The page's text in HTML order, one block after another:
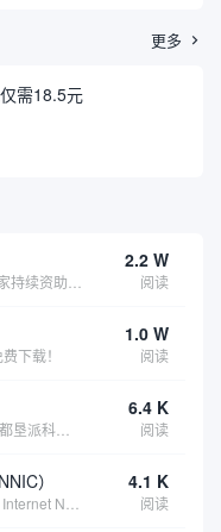
更多 
需18.5元
2.2 W
阅读
下载！
1.0 W
阅读
6.4 K
阅读
） 4.1 K
阅读